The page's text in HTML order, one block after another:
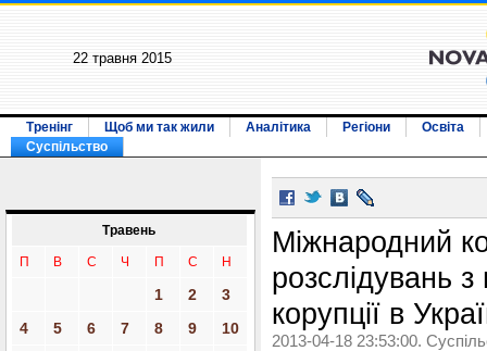
22 травня 2015
Тренінг Щоб ми так жили Аналітика Регіони
Освіта
Суспільство
Травень
П В С Ч П С Н
1 2
3
4
5 6 7 8 9
10
Міжнародний
розслідувань з
корупції в
2013-04-18 23:53:00.